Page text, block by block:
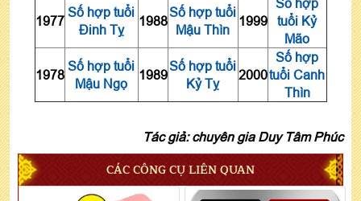
1977
Số hợp tuổi
Đinh Tỵ
1988
Số hợp tuổi
Mậu Thìn
1999
Số hợp
tuổi Kỷ
Mão
1978
Số hợp tuổi
Mậu Ngọ
1989
Số hợp tuổi
Kỷ Tỵ
2000
Số hợp
tuổi Canh
Thìn
Tác giả: chuyên gia Duy Tâm Phúc
CÁC CÔNG CỤ LIÊN QUAN